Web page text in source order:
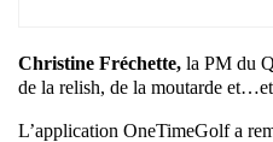
Christine Fréchette, la PM du
de la relish, de la moutarde
L’application OneTimeGolf a